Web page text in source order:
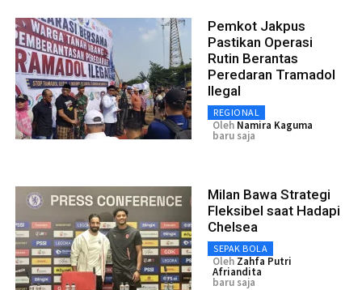
Pemkot Jakpus
Pastikan Operasi
Rutin Berantas
Peredaran Tramadol
Ilegal
REGIONAL
Oleh Namira Kaguma
baru saja
Milan Bawa Strategi
Fleksibel saat Hadapi
Chelsea
SEPAK BOLA
Oleh Zahfa Putri
Afriandita
baru saja